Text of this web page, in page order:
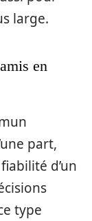
large.
en
part,
d’un
type